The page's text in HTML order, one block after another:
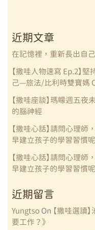
近期文章
在記憶裡，重新長出自
【撒哇人物速寫 Ep.2】
己—旅法/比利時雙寶媽
【撒哇座談】瑪矇週五
的腦神經
【撒哇心話】請問心理
早建立孩子的學習習慣
【撒哇心話】請問心理
早建立孩子的學習習慣
近期留言
Yungtso On 【撒哇選讀
要工作？》
與
時
01
放
過
自